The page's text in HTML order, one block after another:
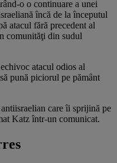
o o continuare a unei
încă de la începutul
atacul fără precedent al
comunităţi din sudul
atacul odios al
pună piciorul pe pământ
care îi sprijină pe
Katz într-un comunicat.